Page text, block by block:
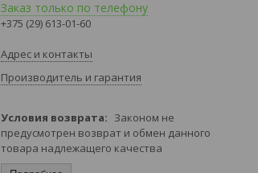
Заказ только по телефону
+375 (29) 613-01-60
Адрес и контакты
Производитель и гарантия
Законом не
предусмотрен возврат и обмен данного
товара надлежащего качества